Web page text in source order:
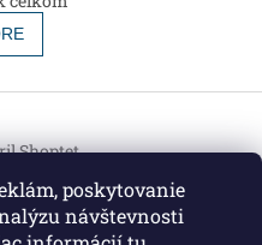
poskytovanie
návštevnosti
Shoptet
. Všetky práva vyhradené.